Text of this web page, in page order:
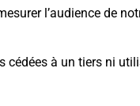
l’audience de
à un tiers ni